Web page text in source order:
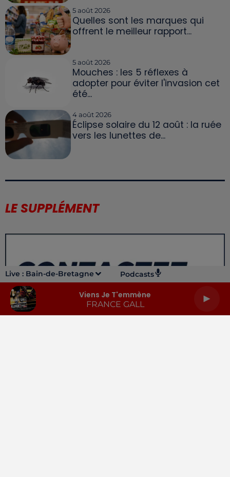
Live : Bain-de-Bretagne Podcasts
Viens Je T'emmène
FRANCE GALL
5 août 2026
Quelles sont les marques qui
offrent le meilleur rapport...
5 août 2026
Mouches : les 5 réflexes à
adopter pour éviter l'invasion cet
été...
4 août 2026
Éclipse solaire du 12 août : la ruée
vers les lunettes de...
LE SUPPLÉMENT